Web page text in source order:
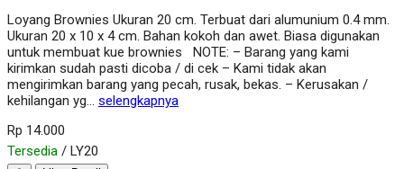
Loyang Brownies Ukuran 20 cm. Terbuat dari alumunium 0.4 mm.
Ukuran 20 x 10 x 4 cm. Bahan kokoh dan awet. Biasa digunakan
untuk membuat kue brownies NOTE: – Barang yang kami
kirimkan sudah pasti dicoba / di cek – Kami tidak akan
mengirimkan barang yang pecah, rusak, bekas. – Kerusakan /
kehilangan yg… selengkapnya
Rp 14.000
Tersedia / LY20